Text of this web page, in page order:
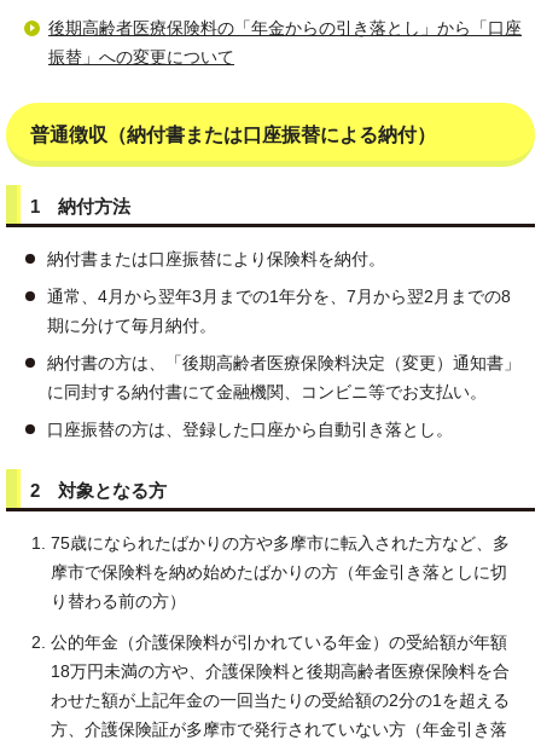
後期高齢者医療保険料の「年金からの引き落とし」から「口座
振替」への変更について
普通徴収（納付書または口座振替による納付）
1 納付方法
納付書または口座振替により保険料を納付。
通常、4月から翌年3月までの1年分を、7月から翌2月までの8
期に分けて毎月納付。
納付書の方は、「後期高齢者医療保険料決定（変更）通知書」
に同封する納付書にて金融機関、コンビニ等でお支払い。
口座振替の方は、登録した口座から自動引き落とし。
2 対象となる方
75歳になられたばかりの方や多摩市に転入された方など、多
摩市で保険料を納め始めたばかりの方（年金引き落としに切
り替わる前の方）
公的年金（介護保険料が引かれている年金）の受給額が年額
18万円未満の方や、介護保険料と後期高齢者医療保険料を合
わせた額が上記年金の一回当たりの受給額の2分の1を超える
方、介護保険証が多摩市で発行されていない方（年金引き落